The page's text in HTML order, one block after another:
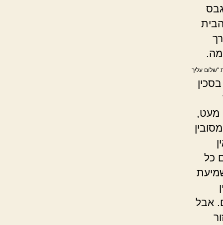
"שלום עליך
מעט,
כל
אבל